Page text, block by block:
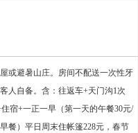
或避暑山庄。房间不配送一次性牙
人自备。含：往返车+天门沟1次
宿+一正一早（第一天的午餐30元/
餐）平日周末住帐篷228元，春节